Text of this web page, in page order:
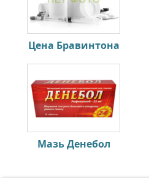
Цена Бравинтона
Мазь Денебол